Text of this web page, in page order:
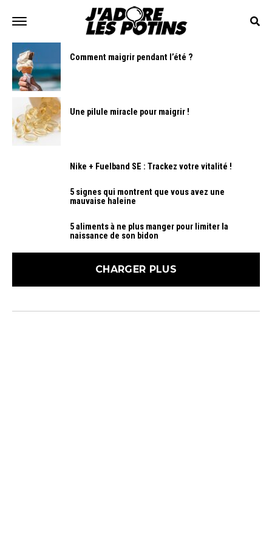
Comment maigrir pendant l’été ?
Une pilule miracle pour maigrir !
Nike + Fuelband SE : Trackez votre vitalité !
5 signes qui montrent que vous avez une
mauvaise haleine
5 aliments à ne plus manger pour limiter la
naissance de son bidon
CHARGER PLUS